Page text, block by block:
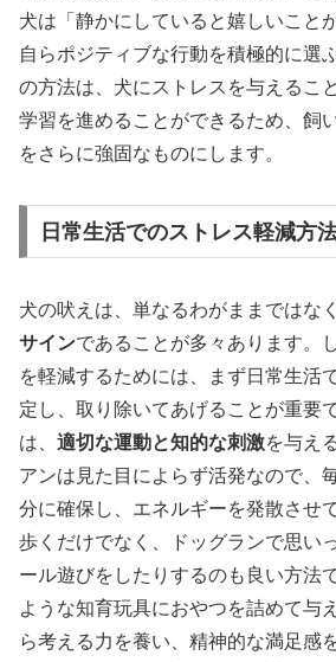
犬は「静かにしていると嬉しいこと
自らポジティブな行動を積極的に選
の方法は、犬にストレスを与えるこ
学習を進めることができるため、飼
をさらに強固なものにします。
日常生活でのストレス軽減方
犬の吠えは、単なるわがままではなく
サインであることが多々あります。
を軽減するためには、まず日常生活
定し、取り除いてあげることが重要
は、 適切な運動と知的な刺激を与え
アンは見た目によらず活発なので、
分に確保し、エネルギーを発散させ
歩くだけでなく、ドッグランで思い
ール遊びをしたりするのも良い方法
ような知育玩具におやつを詰めて与
ら考える力を養い、精神的な満足感